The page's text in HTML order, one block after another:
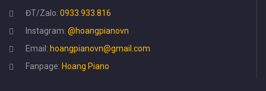
ĐT/Zalo: 0933.933.816
Instagram: @hoangpianovn
Email: hoangpianovn@gmail.com
Fanpage: Hoang Piano